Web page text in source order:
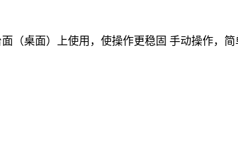
（桌面）上使用，使操作更稳固 手动操作，简